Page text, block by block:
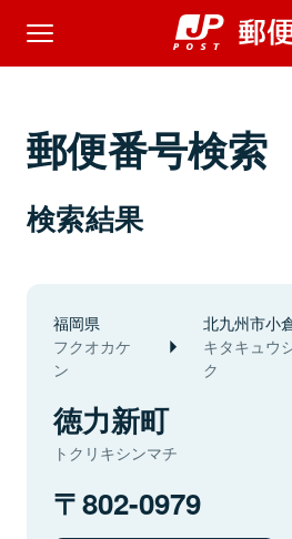
郵便番号検索
検索結果
福岡県
フクオカケ
ン
北九州市小
キタキュウ
ク
徳力新町
トクリキシンマチ
802-0979